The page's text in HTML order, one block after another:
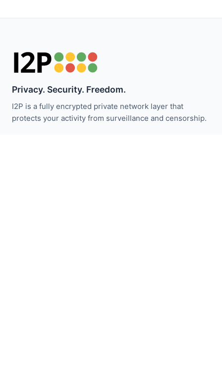
Privacy. Security. Freedom.
I2P is a fully encrypted private network layer that
protects your activity from surveillance and censorship.